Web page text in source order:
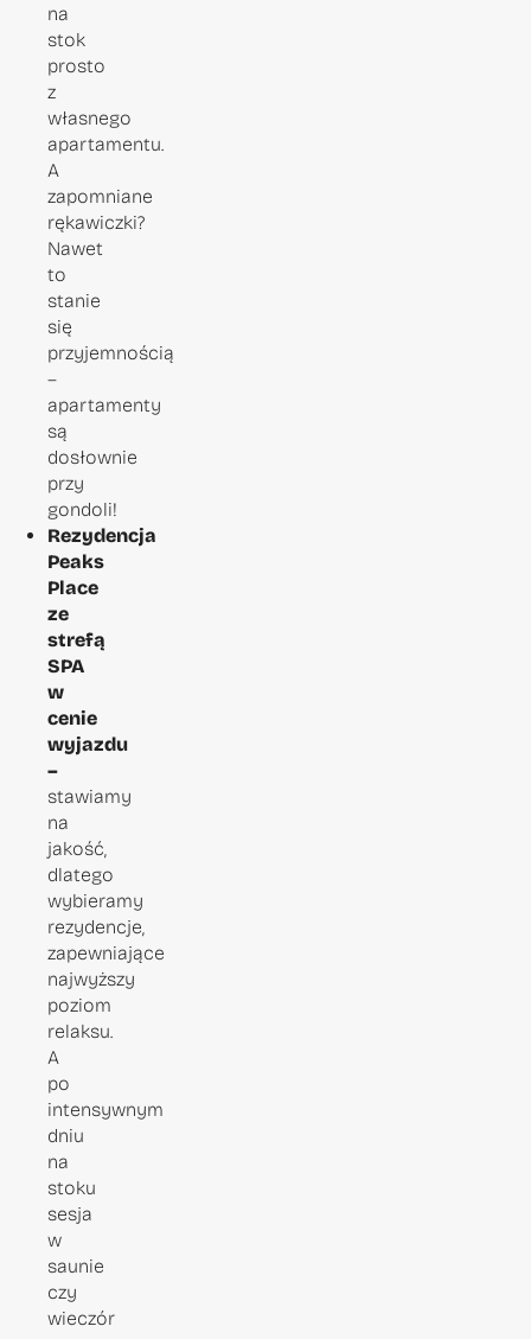
na
stok
prosto
z
własnego
apartamentu.
A
zapomniane
rękawiczki?
Nawet
to
stanie
się
przyjemnością
–
apartamenty
są
dosłownie
przy
gondoli!
Rezydencja
Peaks
Place
ze
strefą
SPA
w
cenie
wyjazdu
–
stawiamy
na
jakość,
dlatego
wybieramy
rezydencje,
zapewniające
najwyższy
poziom
relaksu.
A
po
intensywnym
dniu
na
stoku
sesja
w
saunie
czy
wieczór